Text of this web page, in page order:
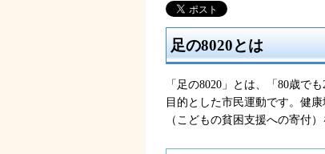
足の8020とは
「足の8020」とは、「80歳で
目的とした市民運動です。健
（こどもの貧困支援への寄付